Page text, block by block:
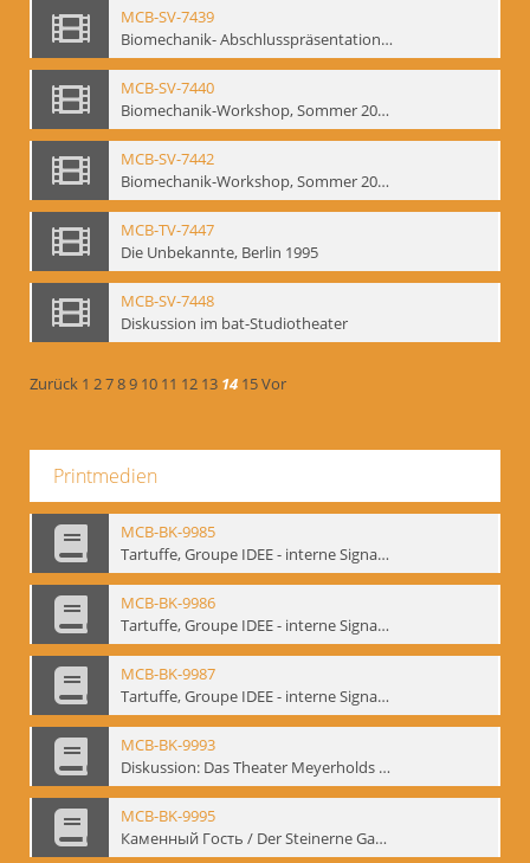
MCB-SV-7439
Biomechanik- Abschlusspräsentation des Workshops Sommer 2001
MCB-SV-7440
Biomechanik-Workshop, Sommer 2002
MCB-SV-7442
Biomechanik-Workshop, Sommer 2003
MCB-TV-7447
Die Unbekannte, Berlin 1995
MCB-SV-7448
Diskussion im bat-Studiotheater
Zurück 1 2789 10 11 12 13 14 15Vor
Printmedien
MCB-BK-9985
Tartuffe, Groupe IDEE - interne Signatur: BM-prt-192
MCB-BK-9986
Tartuffe, Groupe IDEE - interne Signatur: BM-prt-193
MCB-BK-9987
Tartuffe, Groupe IDEE - interne Signatur: BM-prt-194
MCB-BK-9993
Diskussion: Das Theater Meyerholds und die Biomechanik, 18.09.1995 - interne Signatur: BM-prt-200
MCB-BK-9995
Каменный Гость / Der Steinerne Gast - interne Signatur: BM-prt-202